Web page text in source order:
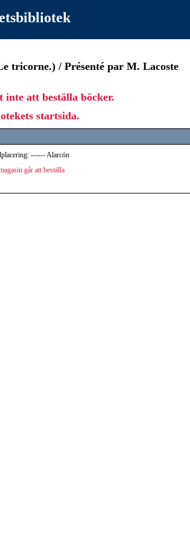
tricorne.) / Présenté par M. Lacoste
inte att beställa böcker.
startsida.
------ Alarcón
går att beställa